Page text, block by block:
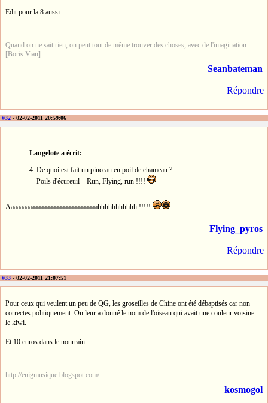
Edit pour la 8 aussi.
Quand on ne sait rien, on peut tout de même trouver des choses, avec de l'imagination.
[Boris Vian]
Seanbateman
Répondre
#32 - 02-02-2011 20:59:06
Langelote a écrit:
4. De quoi est fait un pinceau en poil de chameau ?
Poils d'écureuil Run, Flying, run !!!!
Aaaaaaaaaaaaaaaaaaaaaaaaaaaaaahhhhhhhhhhh !!!!!
Flying_pyros
Répondre
#33 - 02-02-2011 21:07:51
Pour ceux qui veulent un peu de QG, les groseilles de Chine ont été débaptisés car non
correctes politiquement. On leur a donné le nom de l'oiseau qui avait une couleur voisine :
le kiwi.
Et 10 euros dans le nourrain.
http://enigmusique.blogspot.com/
kosmogol